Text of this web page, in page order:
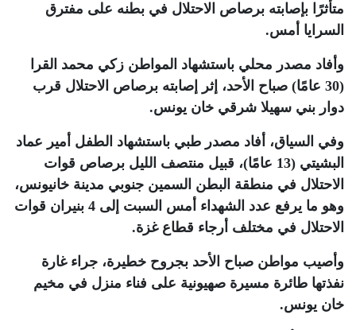
متأثرًا بإصابته برصاص الاحتلال في بطنه على مفترق
السرايا أمس.
وأفاد مصدر محلي باستشهاد المواطن زكي محمد القرا
(30 عامًا) صباح الأحد، إثر إصابته برصاص الاحتلال قرب
دوار بني سهيلا شرقي خان يونس.
وفي السياق، أفاد مصدر طبي باستشهاد الطفل أمير عماد
البشيتي (13 عامًا)، قبيل منتصف الليل برصاص قوات
الاحتلال في منطقة البطن السمين جنوبي مدينة خانيونس،
وهو ما يرفع عدد الشهداء أمس السبت إلى 4 بنيران قوات
الاحتلال في مختلف أرجاء قطاع غزة.
وأصيب مواطن صباح الأحد بجروح خطيرة، جراء غارة
نفذتها طائرة مسيرة صهيونية على فناء منزل في مخيم
خان يونس.